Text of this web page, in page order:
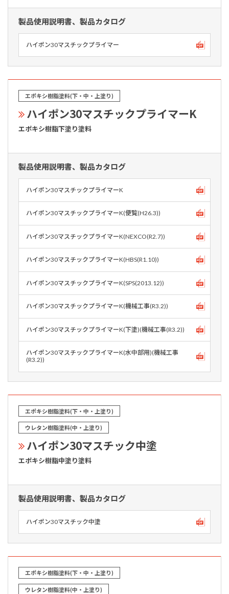
製品使用説明書、製品カタログ
ハイポン30マスチックプライマー
エポキシ樹脂塗料(下・中・上塗り)
ハイポン30マスチックプライマーK
エポキシ樹脂下塗り塗料
製品使用説明書、製品カタログ
ハイポン30マスチックプライマーK
ハイポン30マスチックプライマーK(便覧(H26.3))
ハイポン30マスチックプライマーK(NEXCO(R2.7))
ハイポン30マスチックプライマーK(HBS(R1.10))
ハイポン30マスチックプライマーK(SPS(2013.12))
ハイポン30マスチックプライマーK(機械工事(R3.2))
ハイポン30マスチックプライマーK(下塗)(機械工事(R3.2))
ハイポン30マスチックプライマーK(水中部用)(機械工事
(R3.2))
エポキシ樹脂塗料(下・中・上塗り)
ウレタン樹脂塗料(中・上塗り)
ハイポン30マスチック中塗
エポキシ樹脂中塗り塗料
製品使用説明書、製品カタログ
ハイポン30マスチック中塗
エポキシ樹脂塗料(下・中・上塗り)
ウレタン樹脂塗料(中・上塗り)